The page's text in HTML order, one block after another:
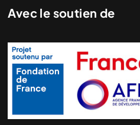
Avec le soutien de